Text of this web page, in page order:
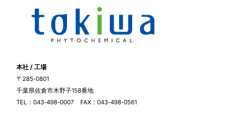
本社 / 工場
〒285-0801
千葉県佐倉市木野子158番地
TEL：043-498-0007 FAX：043-498-0561